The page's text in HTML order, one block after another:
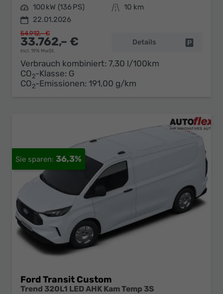
Leistung 100 kW (136 PS) Kilometerstand 10 km
22.01.2026
33.762,– €
incl. 19% MwSt.
54.912,– €
Details
Verbrauch kombiniert: 7,30 l/100km
CO2-Klasse: G
CO2-Emissionen: 191,00 g/km
36,3%
Ford Transit Custom
Trend 320L1 LED AHK Kam Temp 3S